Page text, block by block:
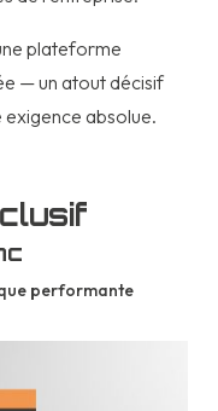
plateforme
— un atout décisif
exigence absolue.
performante